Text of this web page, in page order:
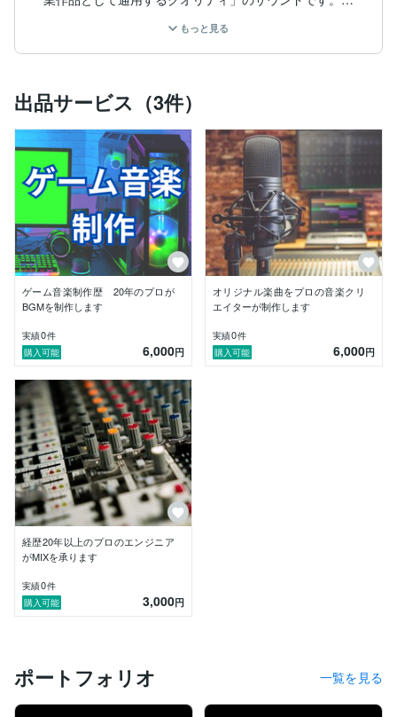
現代的でクリアなサウンドから、厚みのある迫力重視の
サウンドまで、作品の世界観や目的に合わせて最適な音
ご依頼前のヒアリングも大切にしており、「こんな雰囲
気にしたい」「参考曲はあるけれど、どう伝えればいい
か分からない」といった段階から丁寧にサポートいたし
ます。初めてご依頼される方にも、安心して進めていた
だけるよう、分かりやすい説明とこまめなコミュニケー
ションを心がけています。
「このイメージで曲を作れますか？」
「この歌をもっとプロらしい音に仕上げたい」
そんなご相談だけでも歓迎しています。
に、商業クオリティで制作いたします。
どうぞよろしくお願いいたします。
もっと見る
出品サービス（3件）
ゲーム音楽制作歴 20年のプロが
BGMを制作します
実績0件
購入可能
6,000円
オリジナル楽曲をプロの音楽クリ
エイターが制作します
実績0件
購入可能
6,000円
経歴20年以上のプロのエンジニア
がMIXを承ります
実績0件
購入可能
3,000円
ポートフォリオ 一覧を見る